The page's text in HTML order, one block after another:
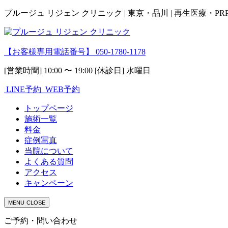
プルージュ リジェン クリニック | 東京・品川 | 再生医療・
【お客様専用電話番号】 050-1780-1178
[営業時間] 10:00 〜 19:00 [休診日] 水曜日
LINE予約 WEB予約
トップページ
施術一覧
料金
症例写真
当院について
よくある質問
アクセス
キャンペーン
MENU CLOSE
ご予約・問い合わせ